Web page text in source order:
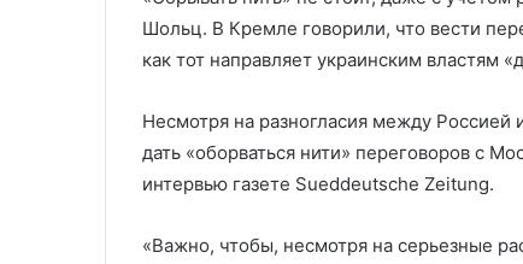
Шольц. В Кремле говорили, что вести
как тот направляет украинским властям
Несмотря на разногласия между Россией
дать «оборваться нити» переговоров с
интервью газете Sueddeutsche Zeitung.
«Важно, чтобы, несмотря на серьезные
применению ядерного оружия